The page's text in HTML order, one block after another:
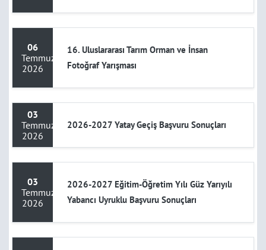
06
Temmuz
2026
16. Uluslararası Tarım Orman ve İnsan
Fotoğraf Yarışması
03
Temmuz
2026
2026-2027 Yatay Geçiş Başvuru Sonuçları
03
Temmuz
2026
2026-2027 Eğitim-Öğretim Yılı Güz Yarıyılı
Yabancı Uyruklu Başvuru Sonuçları